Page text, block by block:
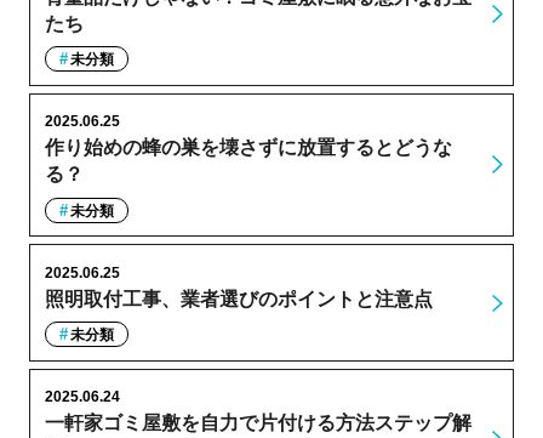
たち
未分類
作り始めの蜂の巣を壊さずに放置するとどうな
る？
2025.06.25
未分類
照明取付工事、業者選びのポイントと注意点
2025.06.25
未分類
一軒家ゴミ屋敷を自力で片付ける方法ステップ解
2025.06.24